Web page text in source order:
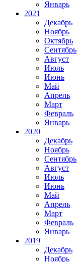
Январь
2021
Декабрь
Ноябрь
Октябрь
Сентябрь
Август
Июль
Июнь
Май
Апрель
Март
Февраль
Январь
2020
Декабрь
Ноябрь
Сентябрь
Август
Июль
Июнь
Май
Апрель
Март
Февраль
Январь
2019
Декабрь
Ноябрь